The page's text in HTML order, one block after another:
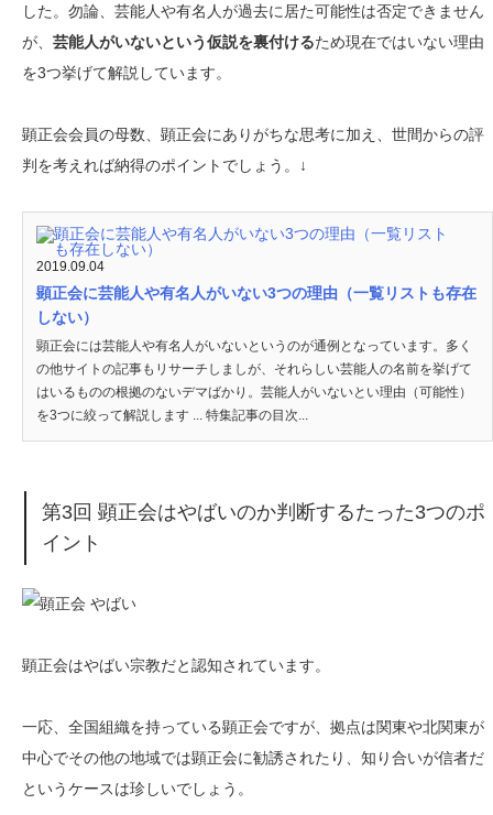
した。勿論、芸能人や有名人が過去に居た可能性は否定できません
が、 芸能人がいないという仮説を裏付けるため現在ではいない理由
を3つ挙げて解説しています。
顕正会会員の母数、顕正会にありがちな思考に加え、世間からの評
判を考えれば納得のポイントでしょう。↓
2019.09.04
顕正会に芸能人や有名人がいない3つの理由（一覧リストも存在
しない）
顕正会には芸能人や有名人がいないというのが通例となっています。多く
の他サイトの記事もリサーチしましが、それらしい芸能人の名前を挙げて
はいるものの根拠のないデマばかり。芸能人がいないとい理由（可能性）
を3つに絞って解説します ... 特集記事の目次...
第3回 顕正会はやばいのか判断するたった3つのポ
イント
顕正会はやばい宗教だと認知されています。
一応、全国組織を持っている顕正会ですが、拠点は関東や北関東が
中心でその他の地域では顕正会に勧誘されたり、知り合いが信者だ
というケースは珍しいでしょう。